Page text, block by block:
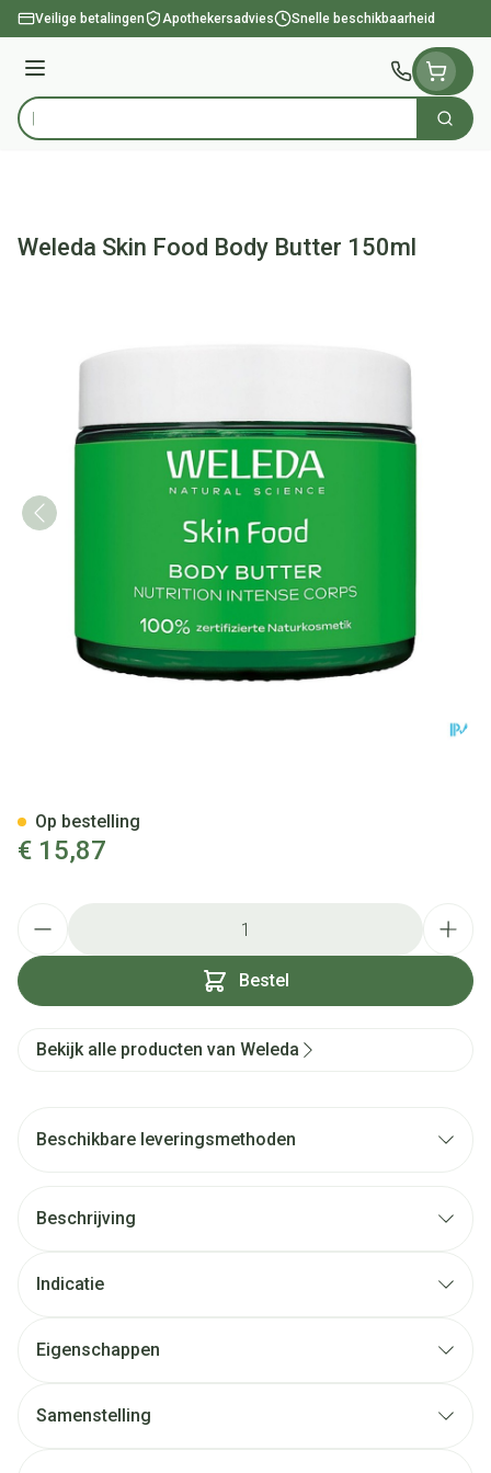
Ga naar de inhoud
Veilige betalingen Apothekersadvies Snelle beschikbaarheid
Menu
Product, merk, categorie... Zoek
Weleda Skin Food Body Butter 150ml
€ 15,87
Bestel
Op bestelling
Bekijk alle producten van Weleda
Beschikbare leveringsmethoden
Beschrijving
Indicatie
Eigenschappen
Samenstelling